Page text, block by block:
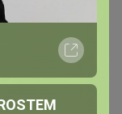
размер